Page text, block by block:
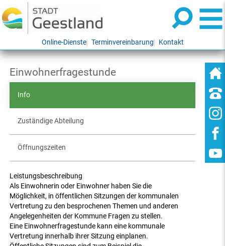
Online-Dienste Terminvereinbarung Kontakt
Einwohnerfragestunde
Info
Zuständige Abteilung
Öffnungszeiten
Leistungsbeschreibung
Als Einwohnerin oder Einwohner haben Sie die
Möglichkeit, in öffentlichen Sitzungen der kommunalen
Vertretung zu den besprochenen Themen und anderen
Angelegenheiten der Kommune Fragen zu stellen.
Eine Einwohnerfragestunde kann eine kommunale
Vertretung innerhalb ihrer Sitzung einplanen.